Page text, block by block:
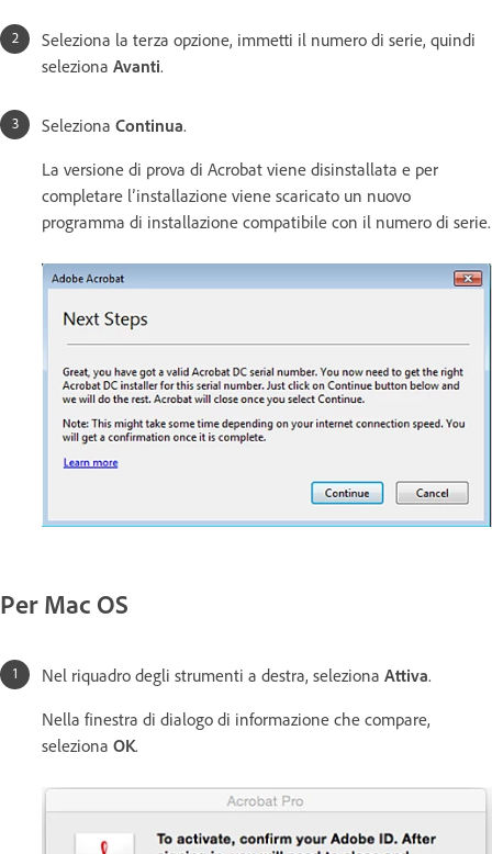
Seleziona la terza opzione, immetti il numero di serie, quindi
seleziona Avanti.
Seleziona Continua.
La versione di prova di Acrobat viene disinstallata e per
completare l’installazione viene scaricato un nuovo
programma di installazione compatibile con il numero di serie.
Per Mac OS
Nel riquadro degli strumenti a destra, seleziona Attiva.
Nella finestra di dialogo di informazione che compare,
seleziona OK.